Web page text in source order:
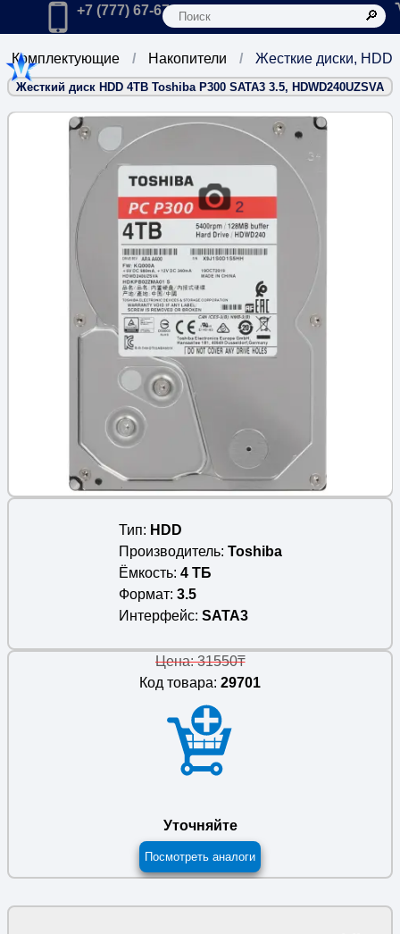
Главная
Позвонить в компанию по телефону:
+7 (777) 67-67-666
Жесткие диски, HDD
Накопители
Комплектующие
Жесткий диск HDD 4TB Toshiba P300 SATA3 3.5, HDWD240UZSVA
Тип
HDD
Производитель Toshiba
Ёмкость 4 ТБ
Формат 3.5
Интерфейс SATA3
Цена: 31550₸
Код товара: 29701
Уточняйте
Посмотреть аналоги